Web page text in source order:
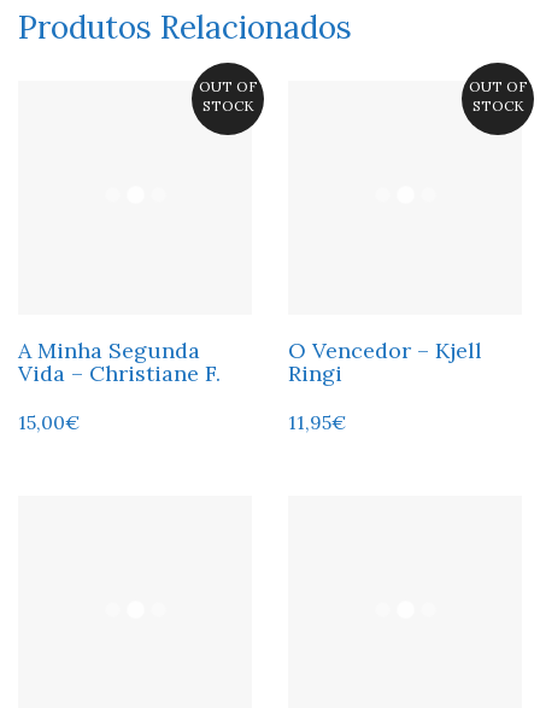
Produtos Relacionados
OUT OF
STOCK
A Minha Segunda
Vida – Christiane F.
15,00€
OUT OF
STOCK
O Vencedor – Kjell
Ringi
11,95€